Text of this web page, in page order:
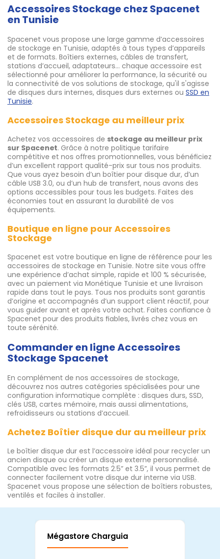
Accessoires Stockage chez Spacenet
en Tunisie
Spacenet vous propose une large gamme d’accessoires
de stockage en Tunisie, adaptés à tous types d’appareils
et de formats. Boîtiers externes, câbles de transfert,
stations d’accueil, adaptateurs… chaque accessoire est
sélectionné pour améliorer la performance, la sécurité ou
la connectivité de vos solutions de stockage, qu'il s'agisse
de disques durs internes, disques durs externes ou SSD en
Tunisie.
Accessoires Stockage au meilleur prix
Achetez vos accessoires de stockage au meilleur prix
sur Spacenet. Grâce à notre politique tarifaire
compétitive et nos offres promotionnelles, vous bénéficiez
d’un excellent rapport qualité-prix sur tous nos produits.
Que vous ayez besoin d’un boîtier pour disque dur, d’un
câble USB 3.0, ou d’un hub de transfert, nous avons des
options accessibles pour tous les budgets. Faites des
économies tout en assurant la durabilité de vos
équipements.
Boutique en ligne pour Accessoires
Stockage
Spacenet est votre boutique en ligne de référence pour les
accessoires de stockage en Tunisie. Notre site vous offre
une expérience d’achat simple, rapide et 100 % sécurisée,
avec un paiement via Monétique Tunisie et une livraison
rapide dans tout le pays. Tous nos produits sont garantis
d’origine et accompagnés d’un support client réactif, pour
vous guider avant et après votre achat. Faites confiance à
Spacenet pour des produits fiables, livrés chez vous en
toute sérénité.
Commander en ligne Accessoires
Stockage Spacenet
En complément de nos accessoires de stockage,
découvrez nos autres catégories spécialisées pour une
configuration informatique complète : disques durs, SSD,
clés USB, cartes mémoire, mais aussi alimentations,
refroidisseurs ou stations d’accueil.
Achetez Boîtier disque dur au meilleur prix
Le boîtier disque dur est l’accessoire idéal pour recycler un
ancien disque ou créer un disque externe personnalisé.
Compatible avec les formats 2.5” et 3.5”, il vous permet de
connecter facilement votre disque dur interne via USB.
Spacenet vous propose une sélection de boîtiers robustes,
ventilés et faciles à installer.
Mégastore Charguia